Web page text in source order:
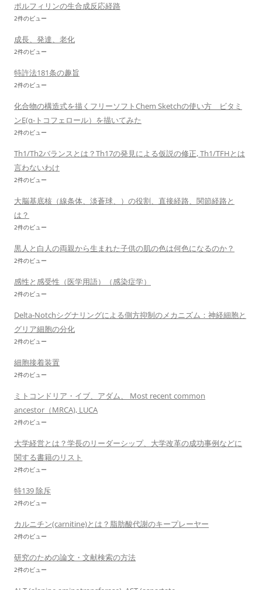
ポルフィリンの生合成反応経路
2件のビュー
成長、発達、老化
2件のビュー
特許法181条の趣旨
2件のビュー
化合物の構造式を描くフリーソフトChem Sketchの使い方 ビタミ
ンE(α-トコフェロール）を描いてみた
2件のビュー
Th1/Th2バランスとは？Th17の発見による仮説の修正, Th1/TFHとは
言わないわけ
2件のビュー
大脳基底核（線条体、淡蒼球、）の役割、直接経路、関節経路と
は？
2件のビュー
黒人と白人の両親から生まれた子供の肌の色は何色になるのか？
2件のビュー
感性と感受性（医学用語）（感染症学）
2件のビュー
Delta-Notchシグナリングによる側方抑制のメカニズム：神経細胞と
グリア細胞の分化
2件のビュー
細胞接着装置
2件のビュー
ミトコンドリア・イブ、アダム、 Most recent common
ancestor（MRCA), LUCA
2件のビュー
大学経営とは？学長のリーダーシップ、大学改革の成功事例などに
関する書籍のリスト
2件のビュー
特139 除斥
2件のビュー
カルニチン(carnitine)とは？脂肪酸代謝のキープレーヤー
2件のビュー
研究のための論文・文献検索の方法
2件のビュー